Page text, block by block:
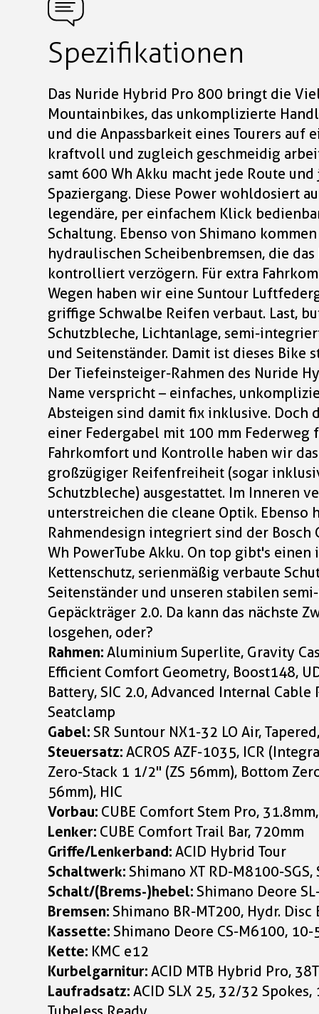
Spezifikationen
Das Nuride Hybrid Pro 800 bringt die
Mountainbikes, das unkomplizierte
und die Anpassbarkeit eines Tourers auf
kraftvoll und zugleich geschmeidig
samt 600 Wh Akku macht jede Route
Spaziergang. Diese Power wohldosiert
legendäre, per einfachem Klick
Schaltung. Ebenso von Shimano
hydraulischen Scheibenbremsen, die
kontrolliert verzögern. Für extra
Wegen haben wir eine Suntour
griffige Schwalbe Reifen verbaut. Last,
Schutzbleche, Lichtanlage, semi-
und Seitenständer. Damit ist dieses Bike
Der Tiefeinsteiger-Rahmen des Nuride
Name verspricht – einfaches,
Absteigen sind damit fix inklusive. Doch
einer Federgabel mit 100 mm Federweg
Fahrkomfort und Kontrolle haben wir das
großzügiger Reifenfreiheit (sogar
Schutzbleche) ausgestattet. Im Inneren
unterstreichen die cleane Optik. Ebenso
Rahmendesign integriert sind der Bosch
Wh PowerTube Akku. On top gibt's
Kettenschutz, serienmäßig verbaute
Seitenständer und unseren stabilen
Gepäckträger 2.0. Da kann das nächste
losgehen, oder?
Rahmen:Aluminium Superlite, Gravity
Efficient Comfort Geometry, Boost148,
Battery, SIC 2.0, Advanced Internal
Seatclamp
Gabel:SR Suntour NX1-32 LO Air,
Steuersatz:ACROS AZF-1035, ICR
Zero-Stack 1 1/2" (ZS 56mm), Bottom
56mm), HIC
Vorbau: CUBE Comfort Stem Pro,
Lenker: CUBE Comfort Trail Bar, 720mm
Griffe/Lenkerband:ACID Hybrid Tour
Schaltwerk:Shimano XT RD-M8100-
Schalt/(Brems-)hebel:Shimano Deore
Bremsen:Shimano BR-MT200, Hydr.
Kassette:Shimano Deore CS-M6100, 10-
Kette: KMC e12
Kurbelgarnitur:ACID MTB Hybrid Pro, 38T
Laufradsatz:ACID SLX 25, 32/32